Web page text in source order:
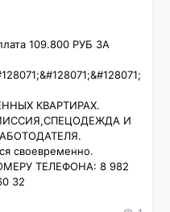
109.800 РУБ ЗА
КВАРТИРАХ.
И
своевременно.
ТЕЛЕФОНА: 8 982
32